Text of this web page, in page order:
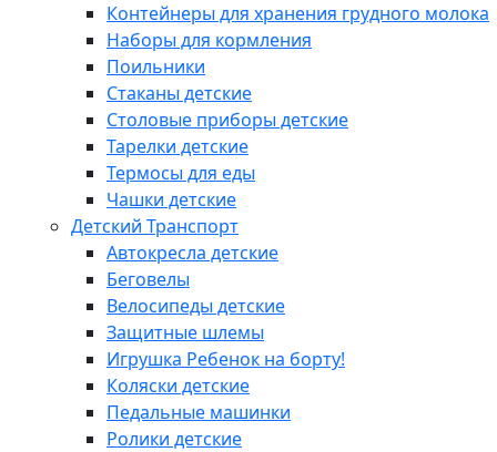
Контейнеры для хранения грудного молока
Наборы для кормления
Поильники
Стаканы детские
Столовые приборы детские
Тарелки детские
Термосы для еды
Чашки детские
Детский Транспорт
Автокресла детские
Беговелы
Велосипеды детские
Защитные шлемы
Игрушка Ребенок на борту!
Коляски детские
Педальные машинки
Ролики детские